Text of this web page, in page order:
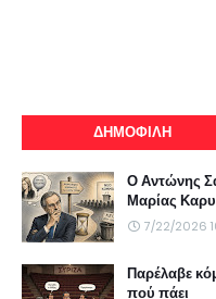
ΔΗΜΟΦΙΛΗ
Ο Αντώνης
Μαρίας
7/22/2026
Παρέλαβε
πού πάει